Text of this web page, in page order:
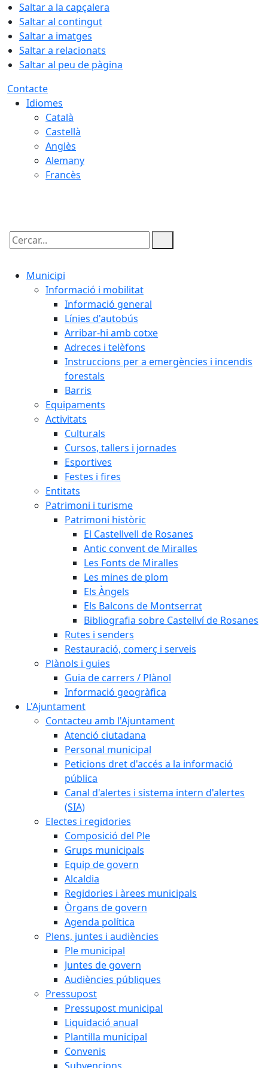
Saltar a la capçalera
Saltar al contingut
Saltar a imatges
Saltar a relacionats
Saltar al peu de pàgina
Contacte
Idiomes
Català
Castellà
Anglès
Alemany
Francès
Cercar:
Municipi
Informació i mobilitat
Informació general
Línies d'autobús
Arribar-hi amb cotxe
Adreces i telèfons
Instruccions per a emergències i incendis
forestals
Barris
Equipaments
Activitats
Culturals
Cursos, tallers i jornades
Esportives
Festes i fires
Entitats
Patrimoni i turisme
Patrimoni històric
El Castellvell de Rosanes
Antic convent de Miralles
Les Fonts de Miralles
Les mines de plom
Els Àngels
Els Balcons de Montserrat
Bibliografia sobre Castellví de Rosanes
Rutes i senders
Restauració, comerç i serveis
Plànols i guies
Guia de carrers / Plànol
Informació geogràfica
L'Ajuntament
Contacteu amb l'Ajuntament
Atenció ciutadana
Personal municipal
Peticions dret d'accés a la informació
pública
Canal d'alertes i sistema intern d'alertes
(SIA)
Electes i regidories
Composició del Ple
Grups municipals
Equip de govern
Alcaldia
Regidories i àrees municipals
Òrgans de govern
Agenda política
Plens, juntes i audiències
Ple municipal
Juntes de govern
Audiències públiques
Pressupost
Pressupost municipal
Liquidació anual
Plantilla municipal
Convenis